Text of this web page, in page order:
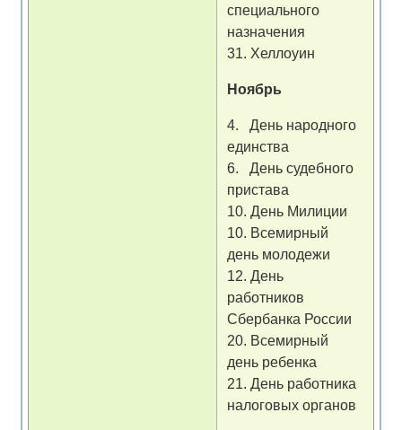
специального
назначения
31. Хеллоуин
Ноябрь
4. День народного
единства
6. День судебного
пристава
10. День Милиции
10. Всемирный
день молодежи
12. День
работников
Сбербанка России
20. Всемирный
день ребенка
21. День работника
налоговых органов